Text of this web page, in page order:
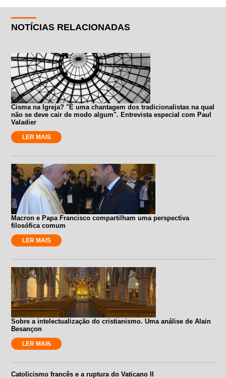
NOTÍCIAS RELACIONADAS
Cisma na Igreja? "É uma chantagem dos tradicionalistas na qual
não se deve cair de modo algum". Entrevista especial com Paul
Valadier
LER MAIS
Macron e Papa Francisco compartilham uma perspectiva
filosófica comum
LER MAIS
Sobre a intelectualização do cristianismo. Uma análise de Alain
Besançon
LER MAIS
Catolicismo francês e a ruptura do Vaticano II